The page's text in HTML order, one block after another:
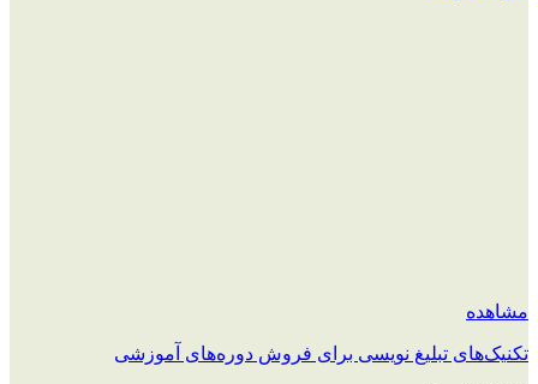
مشاهده
تکنیک‌های تبلیغ نویسی برای فروش دوره‌های آموزشی